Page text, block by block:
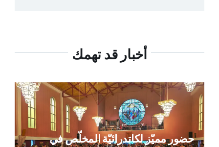
أخبار قد تهمك
حضور مميّز لكاتدرائيّة المخلّص في